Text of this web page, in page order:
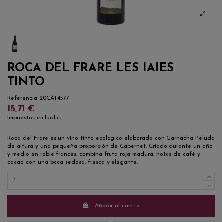
ROCA DEL FRARE LES IAIES
TINTO
Referencia 20CAT4577
15,71 €
Impuestos incluidos
Roca del Frare es un vino tinto ecológico elaborado con Garnacha Peluda
de altura y una pequeña proporción de Cabernet. Criado durante un año
y medio en roble francés, combina fruta roja madura, notas de café y
cacao con una boca sedosa, fresca y elegante.
Añadir al carrito